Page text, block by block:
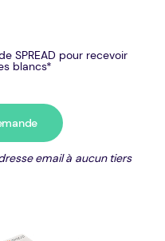
SPREAD pour recevoir
blancs*
email à aucun tiers